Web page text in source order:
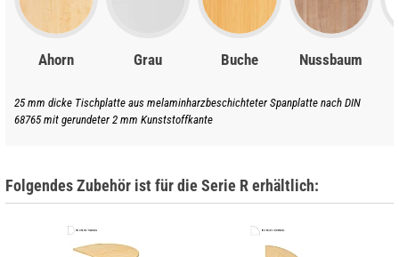
Ahorn Grau Buche Nussbaum
25 mm dicke Tischplatte aus melaminharzbeschichteter Spanplatte nach DIN
68765 mit gerundeter 2 mm Kunststoffkante
Folgendes Zubehör ist für die Serie R erhältlich: